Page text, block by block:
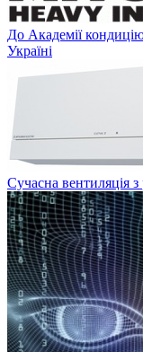
До Академії
Україні
Сучасна вентиляція